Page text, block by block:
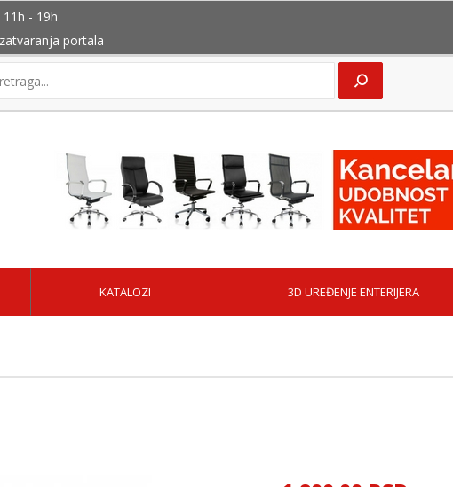
11h - 19h
portala
KATALOZI 3D UREĐENJE ENTERIJERA